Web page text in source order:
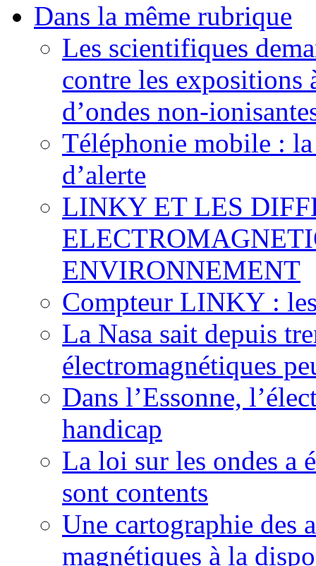
Dans la même rubrique
Les scientifiques
contre les expositions
d’ondes non-
Téléphonie mobile :
d’alerte
LINKY ET LES
ENVIRONNEMENT
Compteur LINKY :
La Nasa sait depuis
électromagnétiques
Dans l’Essonne,
handicap
La loi sur les ondes a
sont contents
Une cartographie des
magnétiques à la